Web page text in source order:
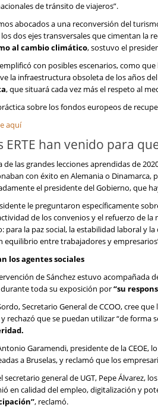
de tránsito de viajeros”.
abocados a una reconversión del
dos ejes transversales que cimentan la
al cambio climático, sostuvo el
con posibles escenarios, como
la infraestructura obsoleta de los años
, que situará cada vez más el respeto al
sobre los fondos europeos de
aquí
ERTE han venido para
de las grandes lecciones aprendidas de
con éxito en Alemania o Dinamarca,
el presidente del Gobierno, que
le preguntaron específicamente
de los convenios y el refuerzo de
para la paz social, la estabilidad laboral y
equilibrio entre trabajadores y
los agentes sociales
de Sánchez estuvo acompañada
toda su exposición por“su
Secretario General de CCOO, cree
y rechazó que se puedan utilizar “de
Garamendi, presidente de la CEOE,
a Bruselas, y reclamó que los
secretario general de UGT, Pepe Álvarez,
en calidad del empleo, digitalización y
, reclamó.